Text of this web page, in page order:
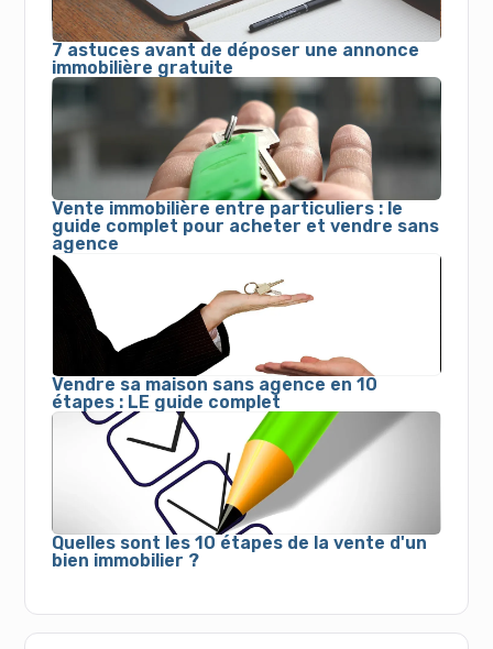
7 astuces avant de déposer une annonce
immobilière gratuite
Vente immobilière entre particuliers : le
guide complet pour acheter et vendre sans
agence
Vendre sa maison sans agence en 10
étapes : LE guide complet
Quelles sont les 10 étapes de la vente d'un
bien immobilier ?